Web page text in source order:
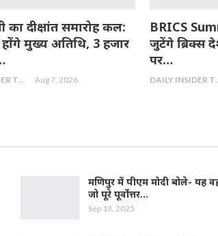
का दीक्षांत समारोह कल:
होंगे मुख्य अतिथि, 3 हजार
DAILY INSIDER TEAM Aug 7, 2026
BRICS
जुटेंगे ब्रिक्स
पर…
मणिपुर में पीएम मोदी बोले- यह
जो पूरे पूर्वोत्तर…
Sep 13, 2025